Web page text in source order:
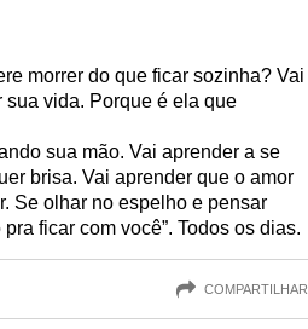
morrer do que ficar sozinha? Vai
vida. Porque é ela que
sua mão. Vai aprender a se
brisa. Vai aprender que o amor
Se olhar no espelho e pensar
ficar com você”. Todos os dias.
COMPARTILHAR